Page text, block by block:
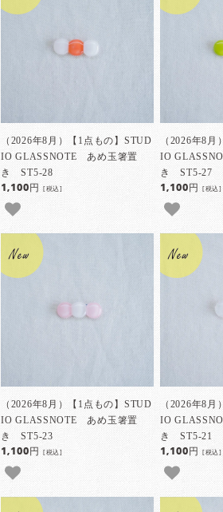
（2026年8月）【1点もの】STUD
IO GLASSNOTE あめ玉箸置
き ST5-28
1,100円[税込]
（2026年8
IO
き ST5-27
1,100円[税込]
（2026年8月）【1点もの】STUD
IO GLASSNOTE あめ玉箸置
き ST5-23
1,100円[税込]
（2026年8月
IO
き ST5-21
1,100円[税込]